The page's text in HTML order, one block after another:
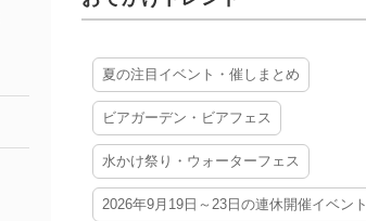
夏の注目イベント・催しまとめ
ビアガーデン・ビアフェス
水かけ祭り・ウォーターフェス
2026年9月19日～23日の連休開催イベント